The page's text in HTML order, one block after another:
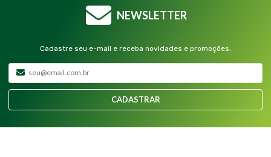
NEWSLETTER
Cadastre seu e-mail e receba novidades e promoções.
CADASTRAR